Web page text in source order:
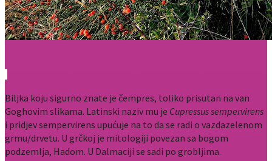
Biljka koju sigurno znate je čempres, toliko prisutan na van
Goghovim slikama. Latinski naziv mu je Cupressussempervirens
i pridjev sempervirens upućuje na to da se radi o vazdazelenom
grmu/drvetu. U grčkoj je mitologiji povezan sa bogom
podzemlja, Hadom. U Dalmaciji se sadi po grobljima.